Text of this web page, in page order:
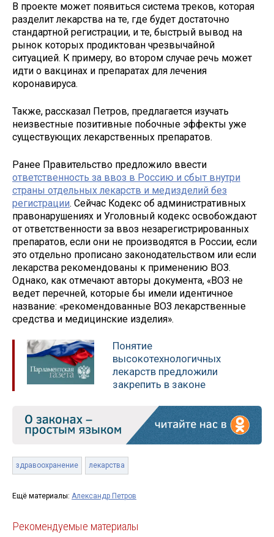
В проекте может появиться система треков, которая
разделит лекарства на те, где будет достаточно
стандартной регистрации, и те, быстрый вывод на
рынок которых продиктован чрезвычайной
ситуацией. К примеру, во втором случае речь может
идти о вакцинах и препаратах для лечения
коронавируса.
Также, рассказал Петров, предлагается изучать
неизвестные позитивные побочные эффекты уже
существующих лекарственных препаратов.
Ранее Правительство предложило ввести
ответственность за ввоз в Россию и сбыт внутри
страны отдельных лекарств и медизделий без
регистрации. Сейчас Кодекс об административных
правонарушениях и Уголовный кодекс освобождают
от ответственности за ввоз незарегистрированных
препаратов, если они не производятся в России, если
это отдельно прописано законодательством или если
лекарства рекомендованы к применению ВОЗ.
Однако, как отмечают авторы документа, «ВОЗ не
ведет перечней, которые бы имели идентичное
название: «рекомендованные ВОЗ лекарственные
средства и медицинские изделия».
Понятие
высокотехнологичных
лекарств предложили
закрепить в законе
здравоохранение лекарства
Ещё материалы: Александр Петров
Рекомендуемые материалы